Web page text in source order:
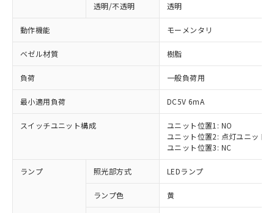
透明/不透明 透明
動作機能 モーメンタリ
ベゼル材質 樹脂
負荷 一般負荷用
最小適用負荷 DC5V 6mA
スイッチユニット構成
ユニット位置1: NO
ユニット位置2: 点灯ユニット
ユニット位置3: NC
ランプ 照光部方式 LEDランプ
ランプ色 黄